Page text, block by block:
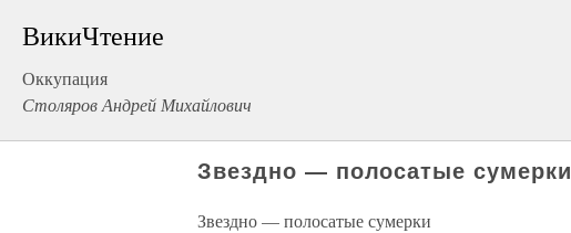
ВикиЧтение
Оккупация
Столяров Андрей Михайлович
Звездно — полосатые сумерки
Звездно — полосатые сумерки